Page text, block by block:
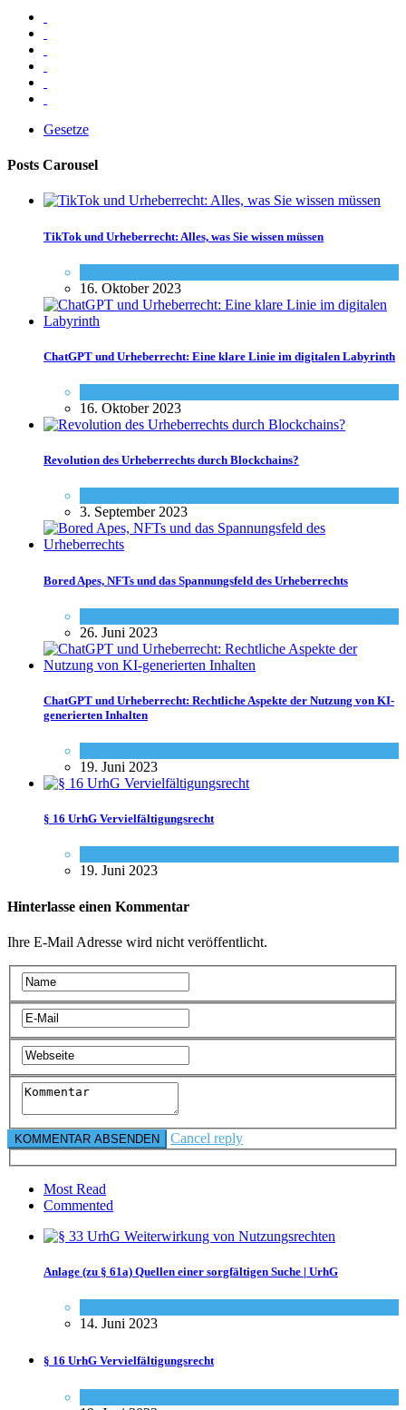
Gesetze
Posts Carousel
TikTok und Urheberrecht: Alles, was Sie wissen müssen
16. Oktober 2023
ChatGPT und Urheberrecht: Eine klare Linie im digitalen Labyrinth
16. Oktober 2023
Revolution des Urheberrechts durch Blockchains?
3. September 2023
Bored Apes, NFTs und das Spannungsfeld des Urheberrechts
26. Juni 2023
ChatGPT und Urheberrecht: Rechtliche Aspekte der Nutzung von KI-
generierten Inhalten
19. Juni 2023
§ 16 UrhG Vervielfältigungsrecht
19. Juni 2023
Hinterlasse einen Kommentar
Ihre E-Mail Adresse wird nicht veröffentlicht.
Cancel reply
Most Read
Commented
Anlage (zu § 61a) Quellen einer sorgfältigen Suche | UrhG
14. Juni 2023
§ 16 UrhG Vervielfältigungsrecht